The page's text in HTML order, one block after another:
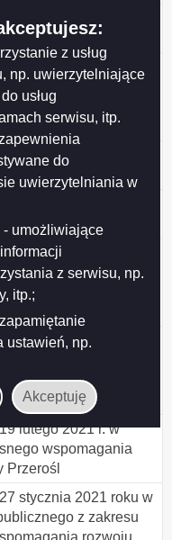
z usług
np. uwierzytelniające
usług
serwisu, itp.
do
uwierzytelniania w
- umożliwiające
z serwisu, np.
itp.;
ustawień, np.
Akceptuję
maja 2021 roku w
maja 2021 roku w
z zakresu
rozwoju
Suwałki
maja 2021 r. w
marca 2021 r. w
marca 2021 r. w
z zakresu
rozwoju
Sejny
marca 2021 roku w
z zakresu
rozwoju
Krasnopol
lutego 2021 r. w
wspomagania
Przerośl
stycznia 2021 roku w
z zakresu
rozwoju